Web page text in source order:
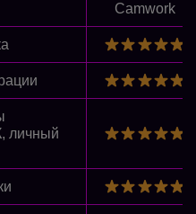
Camwork
личный